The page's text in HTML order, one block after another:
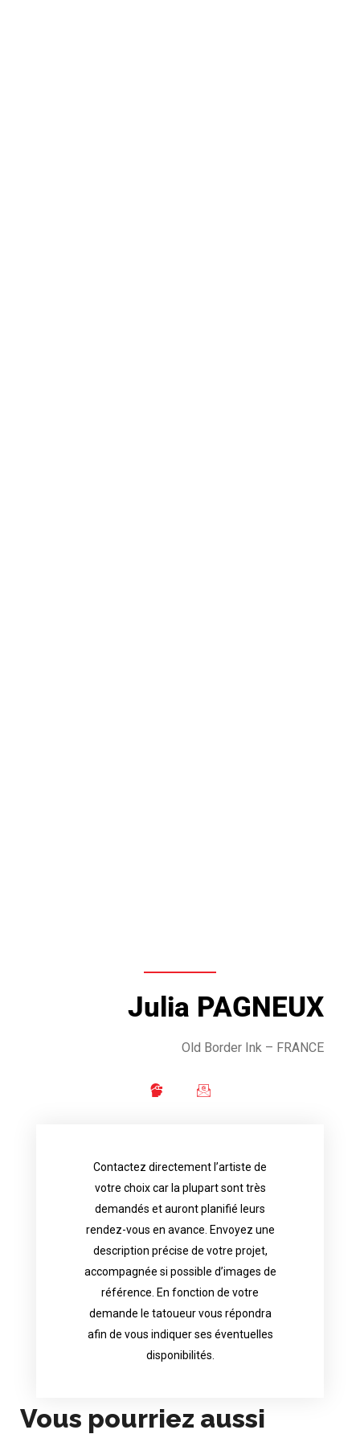
Julia PAGNEUX
Old Border Ink – FRANCE
Contactez directement l’artiste de
votre choix car la plupart sont très
demandés et auront planifié leurs
rendez-vous en avance. Envoyez une
description précise de votre projet,
accompagnée si possible d’images de
référence. En fonction de votre
demande le tatoueur vous répondra
afin de vous indiquer ses éventuelles
disponibilités.
Contact directly the artist of your
choice because most are in great
appointments in advance. Send an
accurate description of your project, if
possible attached with reference
images. Depending your request, the
tattoo artist will answer to tell you his
Vous pourriez aussi